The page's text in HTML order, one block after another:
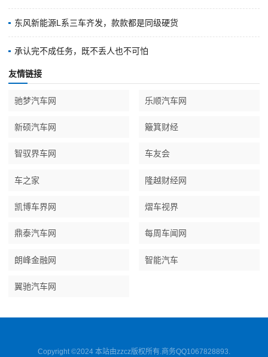
东风新能源L系三车齐发，款款都是同级硬货
承认完不成任务，既不丢人也不可怕
友情链接
驰梦汽车网 乐顺汽车网
新硕汽车网 簸箕财经
智驭界车网 车友会
车之家 隆越财经网
凯博车界网 熠车视界
鼎泰汽车网 每周车闻网
朗峰金融网 智能汽车
翼驰汽车网
Copyright ©2024 本站由zzcz版权所有.商务QQ1067828893.